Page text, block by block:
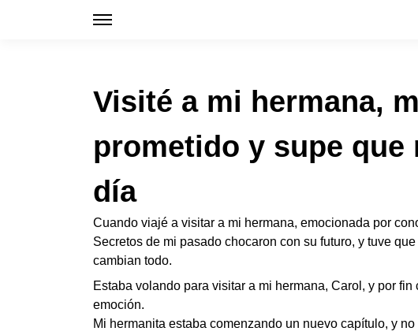
Visité a mi hermana,
prometido y supe
día
Cuando viajé a visitar a mi hermana, emocionada por
Secretos de mi pasado chocaron con su futuro, y tuve
cambian todo.
Estaba volando para visitar a mi hermana, Carol, y por
emoción.
Mi hermanita estaba comenzando un nuevo capítulo, y